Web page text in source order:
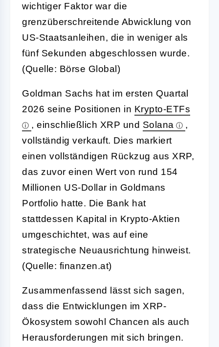
wichtiger Faktor war die
grenzüberschreitende Abwicklung von
US-Staatsanleihen, die in weniger als
fünf Sekunden abgeschlossen wurde.
(Quelle: Börse Global)
Goldman Sachs hat im ersten Quartal
2026 seine Positionen in Krypto-ETFs
, einschließlich XRP und Solana
,
vollständig verkauft. Dies markiert
einen vollständigen Rückzug aus XRP,
das zuvor einen Wert von rund 154
Millionen US-Dollar in Goldmans
Portfolio hatte. Die Bank hat
stattdessen Kapital in Krypto-Aktien
umgeschichtet, was auf eine
strategische Neuausrichtung hinweist.
(Quelle: finanzen.at)
Zusammenfassend lässt sich sagen,
dass die Entwicklungen im XRP-
Ökosystem sowohl Chancen als auch
Herausforderungen mit sich bringen.